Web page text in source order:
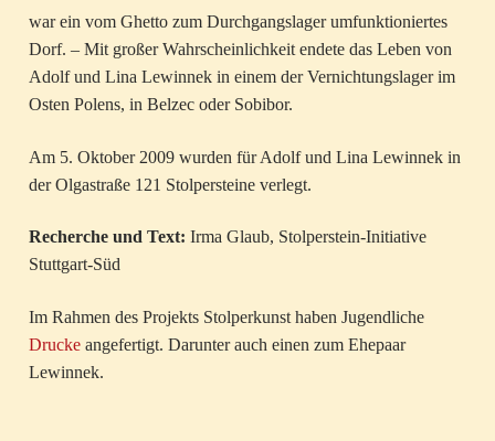
war ein vom Ghetto zum Durchgangslager umfunktioniertes
Dorf. – Mit großer Wahrscheinlichkeit endete das Leben von
Adolf und Lina Lewinnek in einem der Vernichtungslager im
Osten Polens, in Belzec oder Sobibor.
Am 5. Oktober 2009 wurden für Adolf und Lina Lewinnek in
der Olgastraße 121 Stolpersteine verlegt.
Recherche und Text: Irma Glaub, Stolperstein-Initiative
Stuttgart-Süd
Im Rahmen des Projekts Stolperkunst haben Jugendliche
Drucke angefertigt. Darunter auch einen zum Ehepaar
Lewinnek.